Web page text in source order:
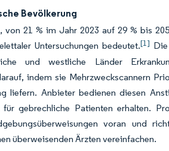
Bevölkerung
21 % im Jahr 2023 auf 29 % bis
Untersuchungen bedeutet.[1]
und westliche Länder
indem sie Mehrzweckscannern
liefern. Anbieter bedienen diesen
gebrechliche Patienten erhalten.
voran und
überweisenden Ärzten vereinfachen.